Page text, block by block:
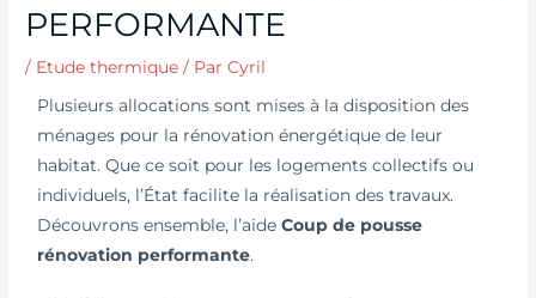
PERFORMANTE
/ Etude thermique / ParCyril
Plusieurs allocations sont mises à la disposition des
ménages pour la rénovation énergétique de leur
habitat. Que ce soit pour les logements collectifs ou
individuels, l’État facilite la réalisation des travaux.
Découvrons ensemble, l’aideCoup de pousse
rénovation performante.